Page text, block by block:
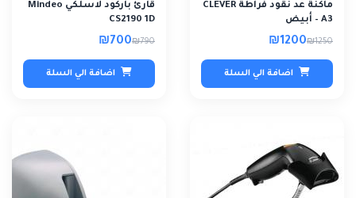
ماكنة عد نقود فراطة CLEVER
A3 – أبيض
₪1250
₪1200
اضافة الي السلة
قارئ باركود لاسلكي Mindeo
CS2190 1D
₪790
₪700
اضافة الي السلة